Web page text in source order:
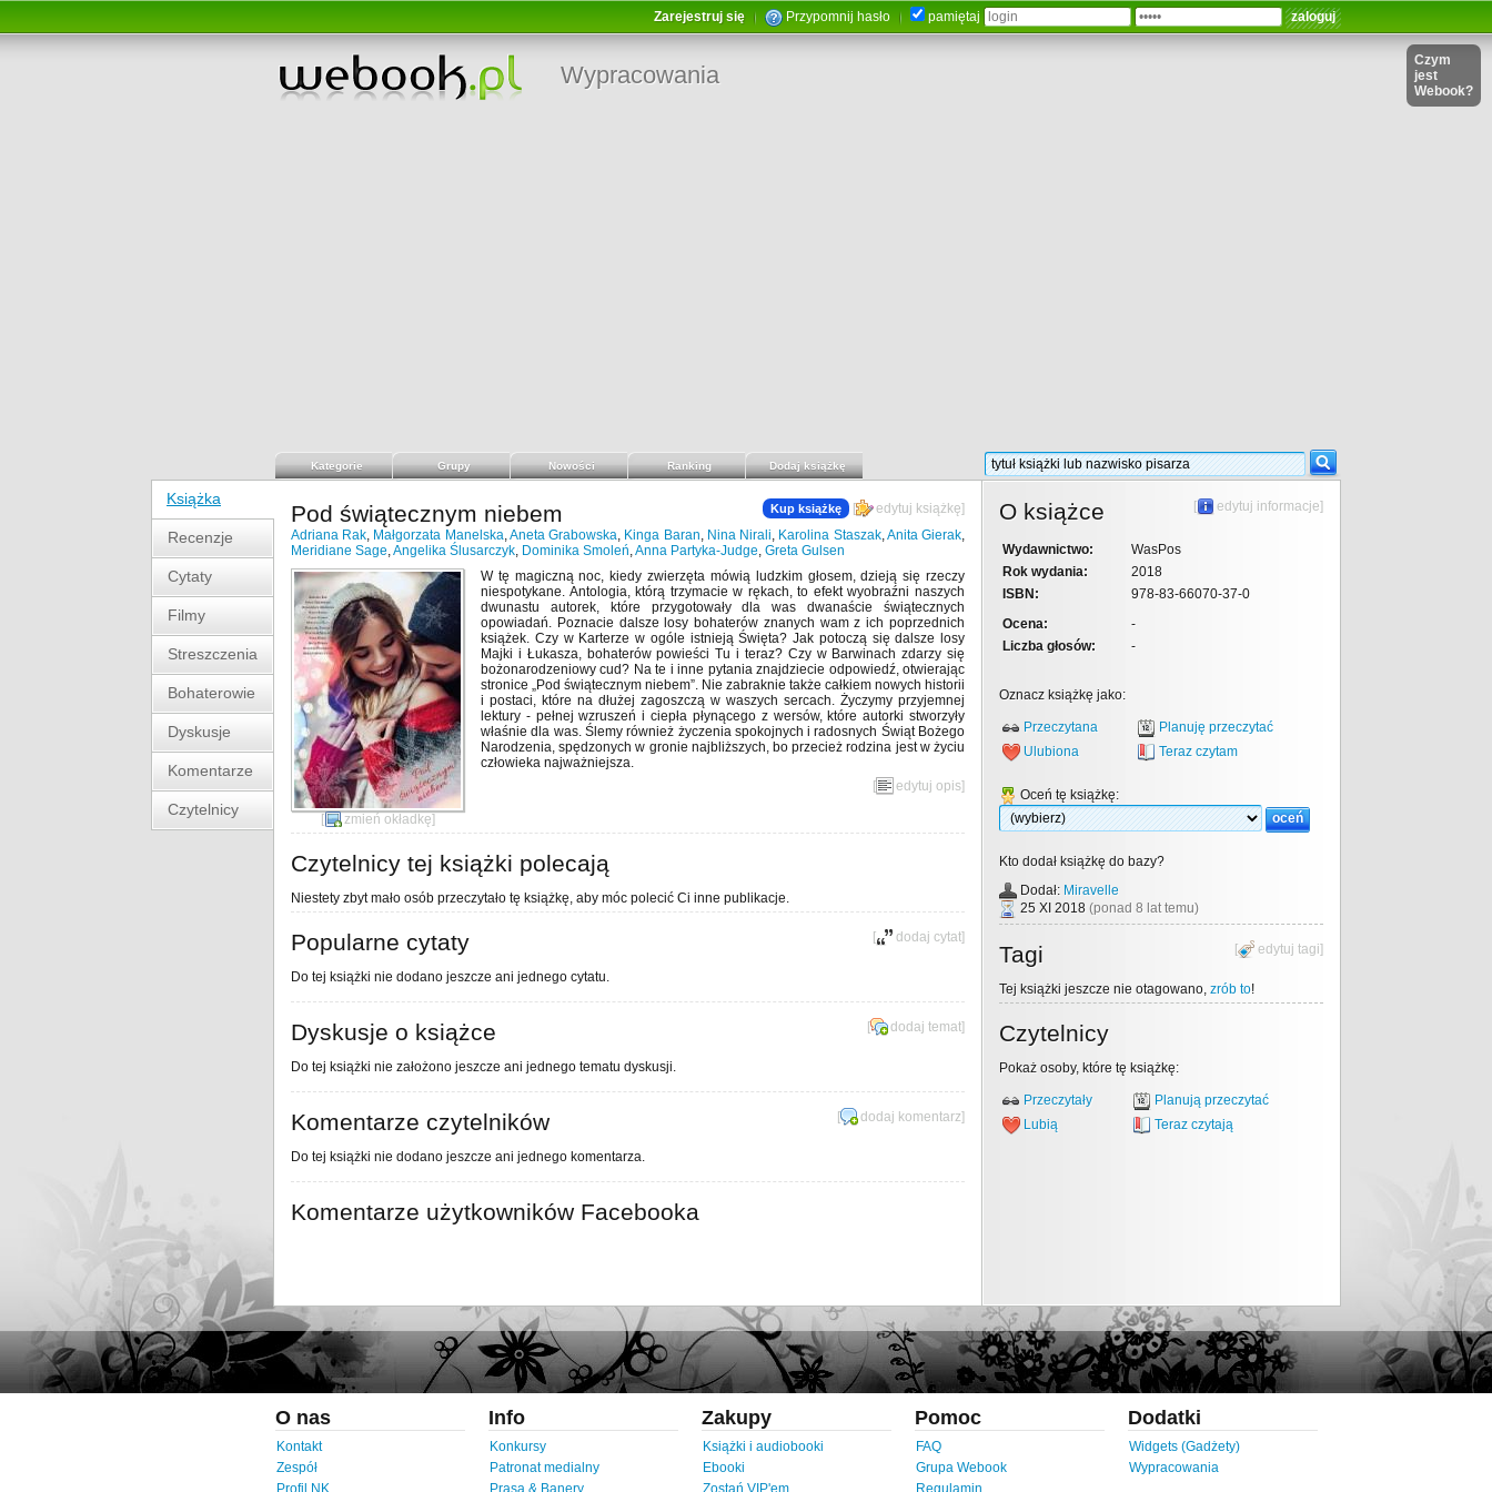
Zarejestruj się Przypomnij hasło pamiętaj
Wypracowania
Czym
jest
Webook?
Kategorie Grupy Nowości Ranking Dodaj książkę
Książka
Recenzje
Cytaty
Filmy
Streszczenia
Bohaterowie
Dyskusje
Komentarze
Czytelnicy
Kup książkę [ edytuj książkę]
Pod świątecznym niebem
Adriana Rak, Małgorzata Manelska,Aneta Grabowska, Kinga Baran, Nina Nirali, Karolina Staszak,Anita Gierak,
Meridiane Sage,Angelika Ślusarczyk, Dominika Smoleń,Anna Partyka-Judge, Greta Gulsen
[ zmień okładkę]
W tę magiczną noc, kiedy zwierzęta mówią ludzkim głosem, dzieją się rzeczy
niespotykane. Antologia, którą trzymacie w rękach, to efekt wyobraźni naszych
dwunastu autorek, które przygotowały dla was dwanaście świątecznych
opowiadań. Poznacie dalsze losy bohaterów znanych wam z ich poprzednich
książek. Czy w Karterze w ogóle istnieją Święta? Jak potoczą się dalsze losy
Majki i Łukasza, bohaterów powieści Tu i teraz? Czy w Barwinach zdarzy się
bożonarodzeniowy cud? Na te i inne pytania znajdziecie odpowiedź, otwierając
stronice „Pod świątecznym niebem”. Nie zabraknie także całkiem nowych historii
i postaci, które na dłużej zagoszczą w waszych sercach. Życzymy przyjemnej
lektury - pełnej wzruszeń i ciepła płynącego z wersów, które autorki stworzyły
właśnie dla was. Ślemy również życzenia spokojnych i radosnych Świąt Bożego
Narodzenia, spędzonych w gronie najbliższych, bo przecież rodzina jest w życiu
człowieka najważniejsza.
[
edytuj opis]
Czytelnicy tej książki polecają
Niestety zbyt mało osób przeczytało tę książkę, aby móc polecić Ci inne publikacje.
[ dodaj cytat]
Popularne cytaty
Do tej książki nie dodano jeszcze ani jednego cytatu.
[ dodaj temat]
Dyskusje o książce
Do tej książki nie założono jeszcze ani jednego tematu dyskusji.
[ dodaj komentarz]
Komentarze czytelników
Do tej książki nie dodano jeszcze ani jednego komentarza.
Komentarze użytkowników Facebooka
[ edytuj informacje]
O książce
Wydawnictwo:
WasPos
Rok wydania:
2018
ISBN:
978-83-66070-37-0
Ocena:
-
Liczba głosów:
-
Oznacz książkę jako:
Przeczytana
Planuję przeczytać
Ulubiona
Teraz czytam
Oceń tę książkę:
Kto dodał książkę do bazy?
Dodał: Miravelle
25 XI 2018 (ponad 8 lat temu)
[ edytuj tagi]
Tagi
Tej książki jeszcze nie otagowano, zrób to!
Czytelnicy
Pokaż osoby, które tę książkę:
Przeczytały
Planują przeczytać
Lubią
Teraz czytają
O nas
Kontakt
Zespół
Profil NK
Info
Konkursy
Patronat medialny
Prasa & Banery
Zakupy
Książki i audiobooki
Ebooki
Zostań VIP'em
Pomoc
FAQ
Grupa Webook
Regulamin
Dodatki
Widgets (Gadżety)
Wypracowania